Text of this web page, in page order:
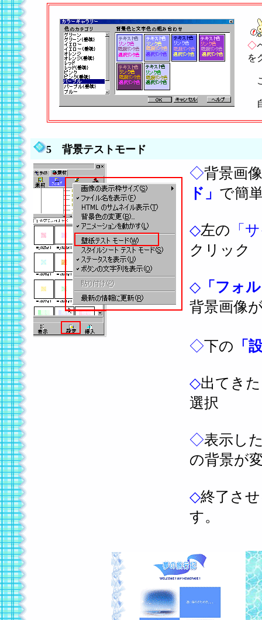
◇
を
5 背景テストモード
◇背景画
ド」 で簡
◇左の 「
クリッ
◇ 「フォ
背景画像
◇下の 「
◇出てき
選択
◇表示し
の背景が
◇終了さ
す。